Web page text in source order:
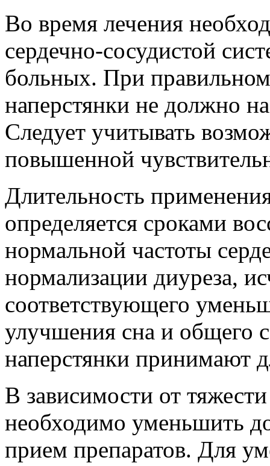
Во время лечения
сердечно-сосудистой
больных. При
наперстянки не должно
Следует учитывать
повышенной
Длительность
определяется сроками
нормальной частоты
нормализации диуреза,
соответствующего
улучшения сна и общего
наперстянки принимают
В зависимости от
необходимо уменьшить
прием препаратов. Для